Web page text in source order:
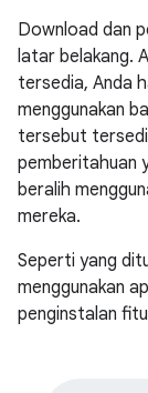
Download dan
latar belakang.
tersedia, Anda
menggunakan
tersebut
pemberitahuan
beralih
mereka.
Seperti yang
menggunakan
penginstalan